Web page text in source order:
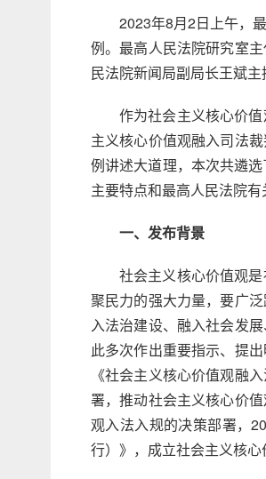
2023年8月2日上午，
例。最高人民法院研究室
民法院新闻局副局长王斌主
作为社会主义核心价
主义核心价值观融入司法
例讲述大道理，本次共遴
主要特点和最高人民法院有
一、发布背景
社会主义核心价值观
聚民力的强大力量，要广
入法治建设、融入社会发
此多次作出重要指示、提
《社会主义核心价值观融
署，推动社会主义核心价
观入法入规的决策部署，
行）》，成立社会主义核心